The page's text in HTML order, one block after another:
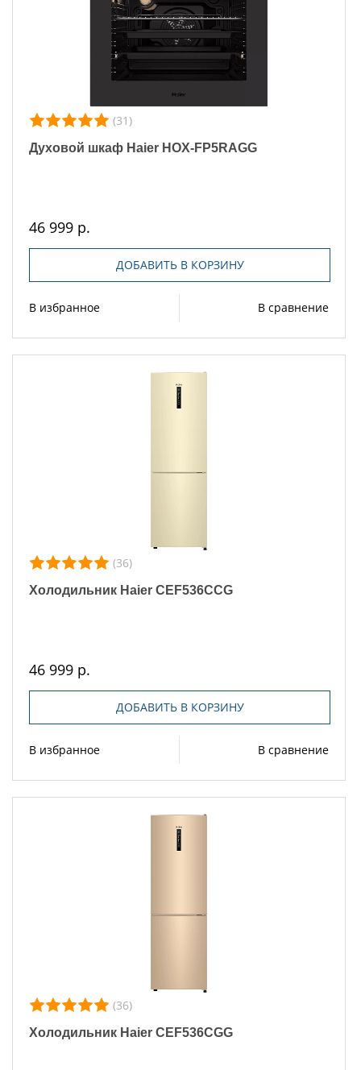
(31)
Духовой шкаф Haier HOX-FP5RAGG
46 999 р.
ДОБАВИТЬ В КОРЗИНУ
В избранное В сравнение
(36)
Холодильник Haier CEF536CCG
46 999 р.
ДОБАВИТЬ В КОРЗИНУ
В избранное В сравнение
(36)
Холодильник Haier CEF536CGG